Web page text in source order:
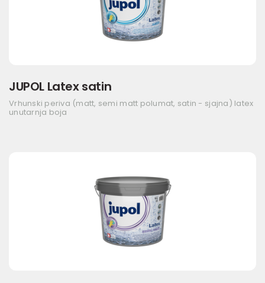
JUPOL Latex satin
Vrhunski periva (matt, semi matt polumat, satin - sjajna) latex
unutarnja boja